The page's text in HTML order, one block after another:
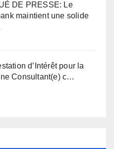
DE PRESSE: Le
maintient une solide
d’Intérêt pour la
Consultant(e) c…